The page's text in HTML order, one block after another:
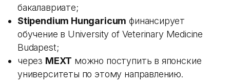
бакалавриате;
Stipendium Hungaricum финансирует
обучение в University of Veterinary Medicine
Budapest;
через MEXT можно поступить в японские
университеты по этому направлению.